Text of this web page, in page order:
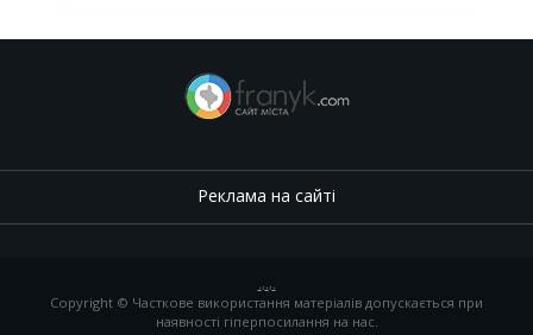
Реклама на сайті
, ,
Copyright © Часткове використання матеріалів допускається при
наявності гіперпосилання на нас.